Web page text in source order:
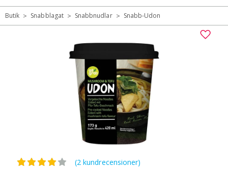
Butik > Snabblagat > Snabbnudlar > Snabb-Udon
Betygsatt4.00av 5
(2 kundrecensioner)